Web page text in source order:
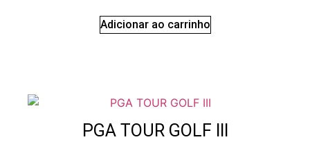
Adicionar ao carrinho
PGA TOUR GOLF III